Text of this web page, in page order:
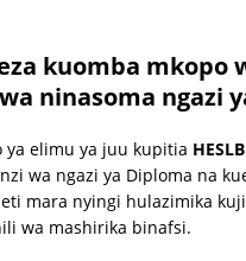
kuomba mkopo
ninasoma ngazi
ya elimu ya juu kupitia HESLB
wa ngazi ya Diploma na
mara nyingi hulazimika
wa mashirika binafsi.